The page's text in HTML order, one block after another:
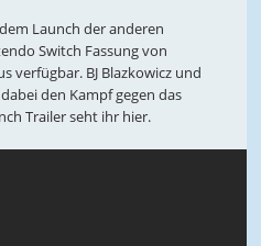
Launch der anderen
Switch Fassung von
verfügbar. BJ Blazkowicz und
den Kampf gegen das
Trailer seht ihr hier.